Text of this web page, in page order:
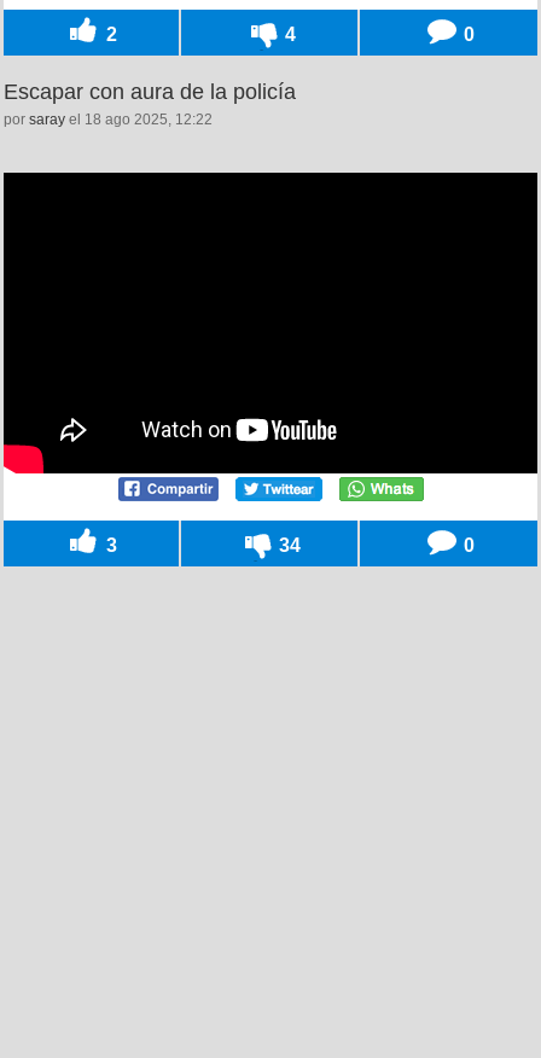
2 4 0
Escapar con aura de la policía
por saray el 18 ago 2025, 12:22
3 34 0